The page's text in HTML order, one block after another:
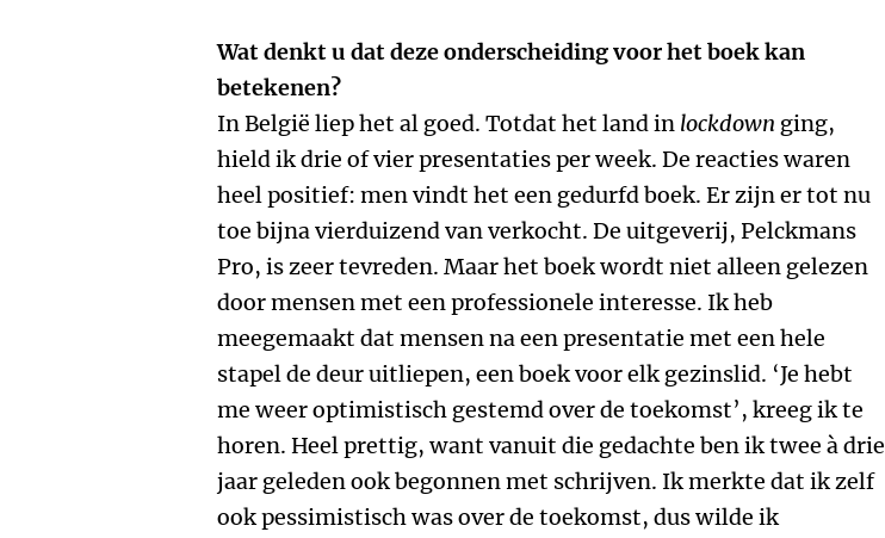
Wat denkt u dat deze onderscheiding voor het boek kan
betekenen?
In België liep het al goed. Totdat het land in lockdown ging,
hield ik drie of vier presentaties per week. De reacties waren
heel positief: men vindt het een gedurfd boek. Er zijn er tot nu
toe bijna vierduizend van verkocht. De uitgeverij, Pelckmans
Pro, is zeer tevreden. Maar het boek wordt niet alleen gelezen
door mensen met een professionele interesse. Ik heb
meegemaakt dat mensen na een presentatie met een hele
stapel de deur uitliepen, een boek voor elk gezinslid. ‘Je hebt
me weer optimistisch gestemd over de toekomst’, kreeg ik te
horen. Heel prettig, want vanuit die gedachte ben ik twee à drie
jaar geleden ook begonnen met schrijven. Ik merkte dat ik zelf
ook pessimistisch was over de toekomst, dus wilde ik